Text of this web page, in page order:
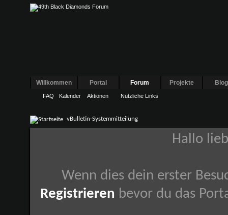
Willkommen Portal Forum
FAQ Kalender Aktionen Nützliche Links
Projekte
vBulletin-Systemmitteilung
Hallo
Wenn dies dein erster
Registrieren bevor du das